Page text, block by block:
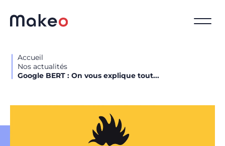
Accueil
Nos actualités
Google BERT : On vous explique tout...